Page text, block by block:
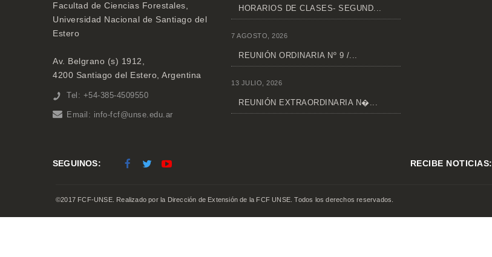
Facultad de Ciencias Forestales,
Universidad Nacional de Santiago del
Estero
Av. Belgrano (s) 1912,
4200 Santiago del Estero, Argentina
Tel: +54-385-4509550
Email: info-fcf@unse.edu.ar
HORARIOS DE CLASES- SEGUND...
7 AGOSTO, 2026
REUNIÓN ORDINARIA Nº 9 /...
13 JULIO, 2026
REUNIÓN EXTRAORDINARIA N�...
SEGUINOS: RECIBE NOTICIAS:
©2017 FCF-UNSE. Realizado por la Dirección de Extensión de la FCF UNSE. Todos los derechos reservados.